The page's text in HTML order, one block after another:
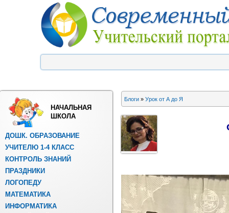
НАЧАЛЬНАЯ
ШКОЛА
ДОШК. ОБРАЗОВАНИЕ
УЧИТЕЛЮ 1-4 КЛАСС
КОНТРОЛЬ ЗНАНИЙ
ПРАЗДНИКИ
ЛОГОПЕДУ
МАТЕМАТИКА
ИНФОРМАТИКА
Блоги »Урок от А до Я